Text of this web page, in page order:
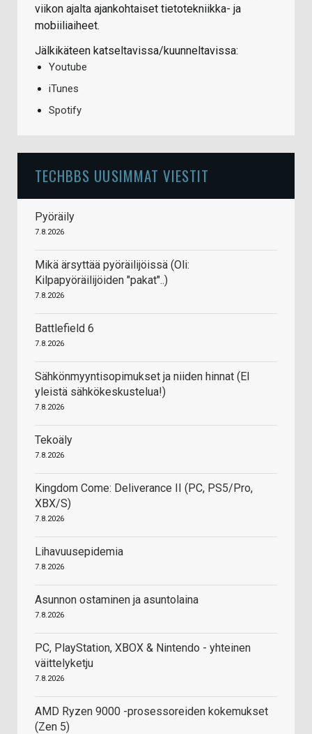
viikon ajalta ajankohtaiset tietotekniikka- ja
mobiiliaiheet.
Jälkikäteen katseltavissa/kuunneltavissa:
Youtube
iTunes
Spotify
TECHBBS UUSIMMAT VIESTIT
Pyöräily
7.8.2026
Mikä ärsyttää pyöräilijöissä (Oli:
Kilpapyöräilijöiden "pakat"..)
7.8.2026
Battlefield 6
7.8.2026
Sähkönmyyntisopimukset ja niiden hinnat (EI
yleistä sähkökeskustelua!)
7.8.2026
Tekoäly
7.8.2026
Kingdom Come: Deliverance II (PC, PS5/Pro,
XBX/S)
7.8.2026
Lihavuusepidemia
7.8.2026
Asunnon ostaminen ja asuntolaina
7.8.2026
PC, PlayStation, XBOX & Nintendo - yhteinen
väittelyketju
7.8.2026
AMD Ryzen 9000 -prosessoreiden kokemukset
(Zen 5)